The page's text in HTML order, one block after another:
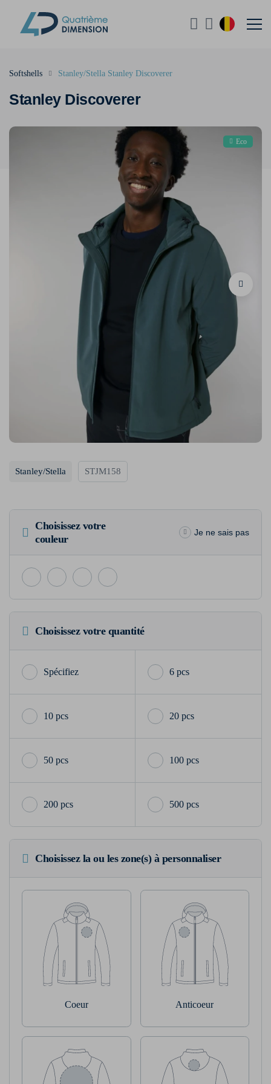
Stanley Discoverer
Softshells Stanley/Stella Stanley Discoverer
Eco
Stanley/Stella STJM158
Choisissez votre
couleur
Je ne sais pas
Choisissez votre quantité
6 pcs
10 pcs 20 pcs
50 pcs 100 pcs
200 pcs 500 pcs
Choisissez la ou les zone(s) à personnaliser
Coeur Anticoeur